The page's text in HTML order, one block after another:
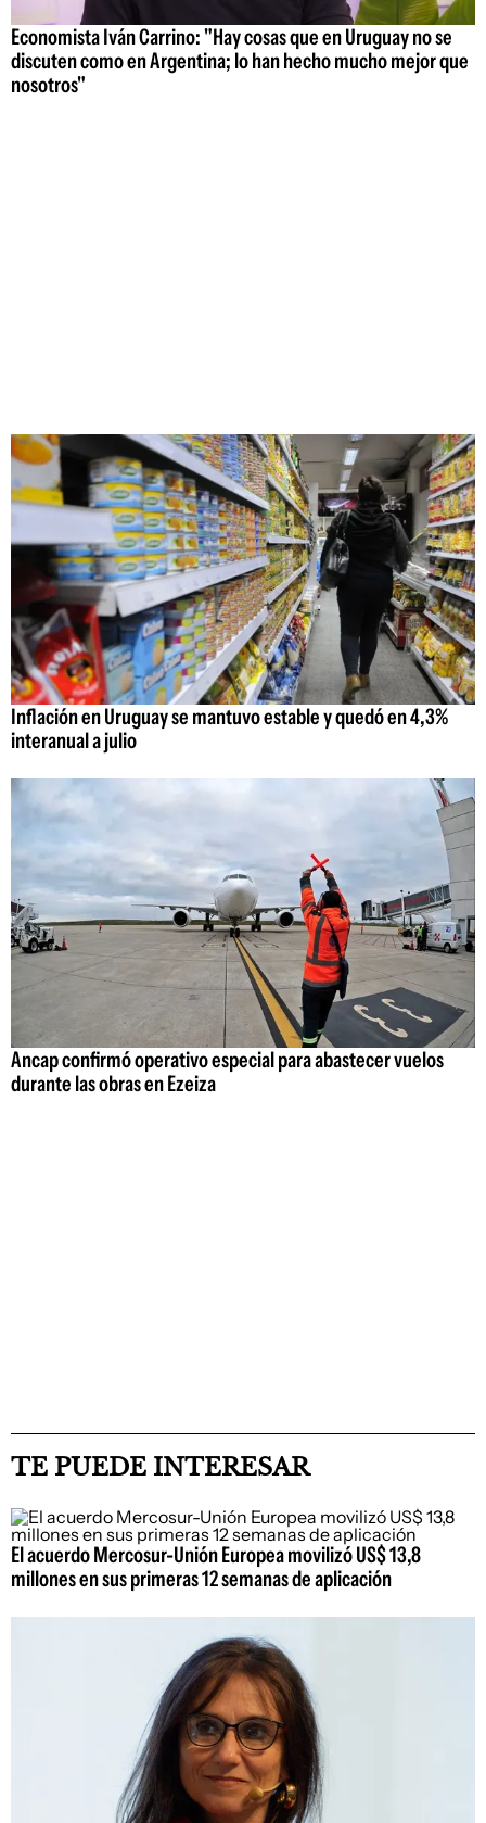
Economista Iván Carrino: "Hay cosas que en Uruguay no se
discuten como en Argentina; lo han hecho mucho mejor que
nosotros"
Inflación en Uruguay se mantuvo estable y quedó en 4,3%
interanual a julio
Ancap confirmó operativo especial para abastecer vuelos
durante las obras en Ezeiza
TE PUEDE INTERESAR
El acuerdo Mercosur-Unión Europea movilizó US$ 13,8
millones en sus primeras 12 semanas de aplicación